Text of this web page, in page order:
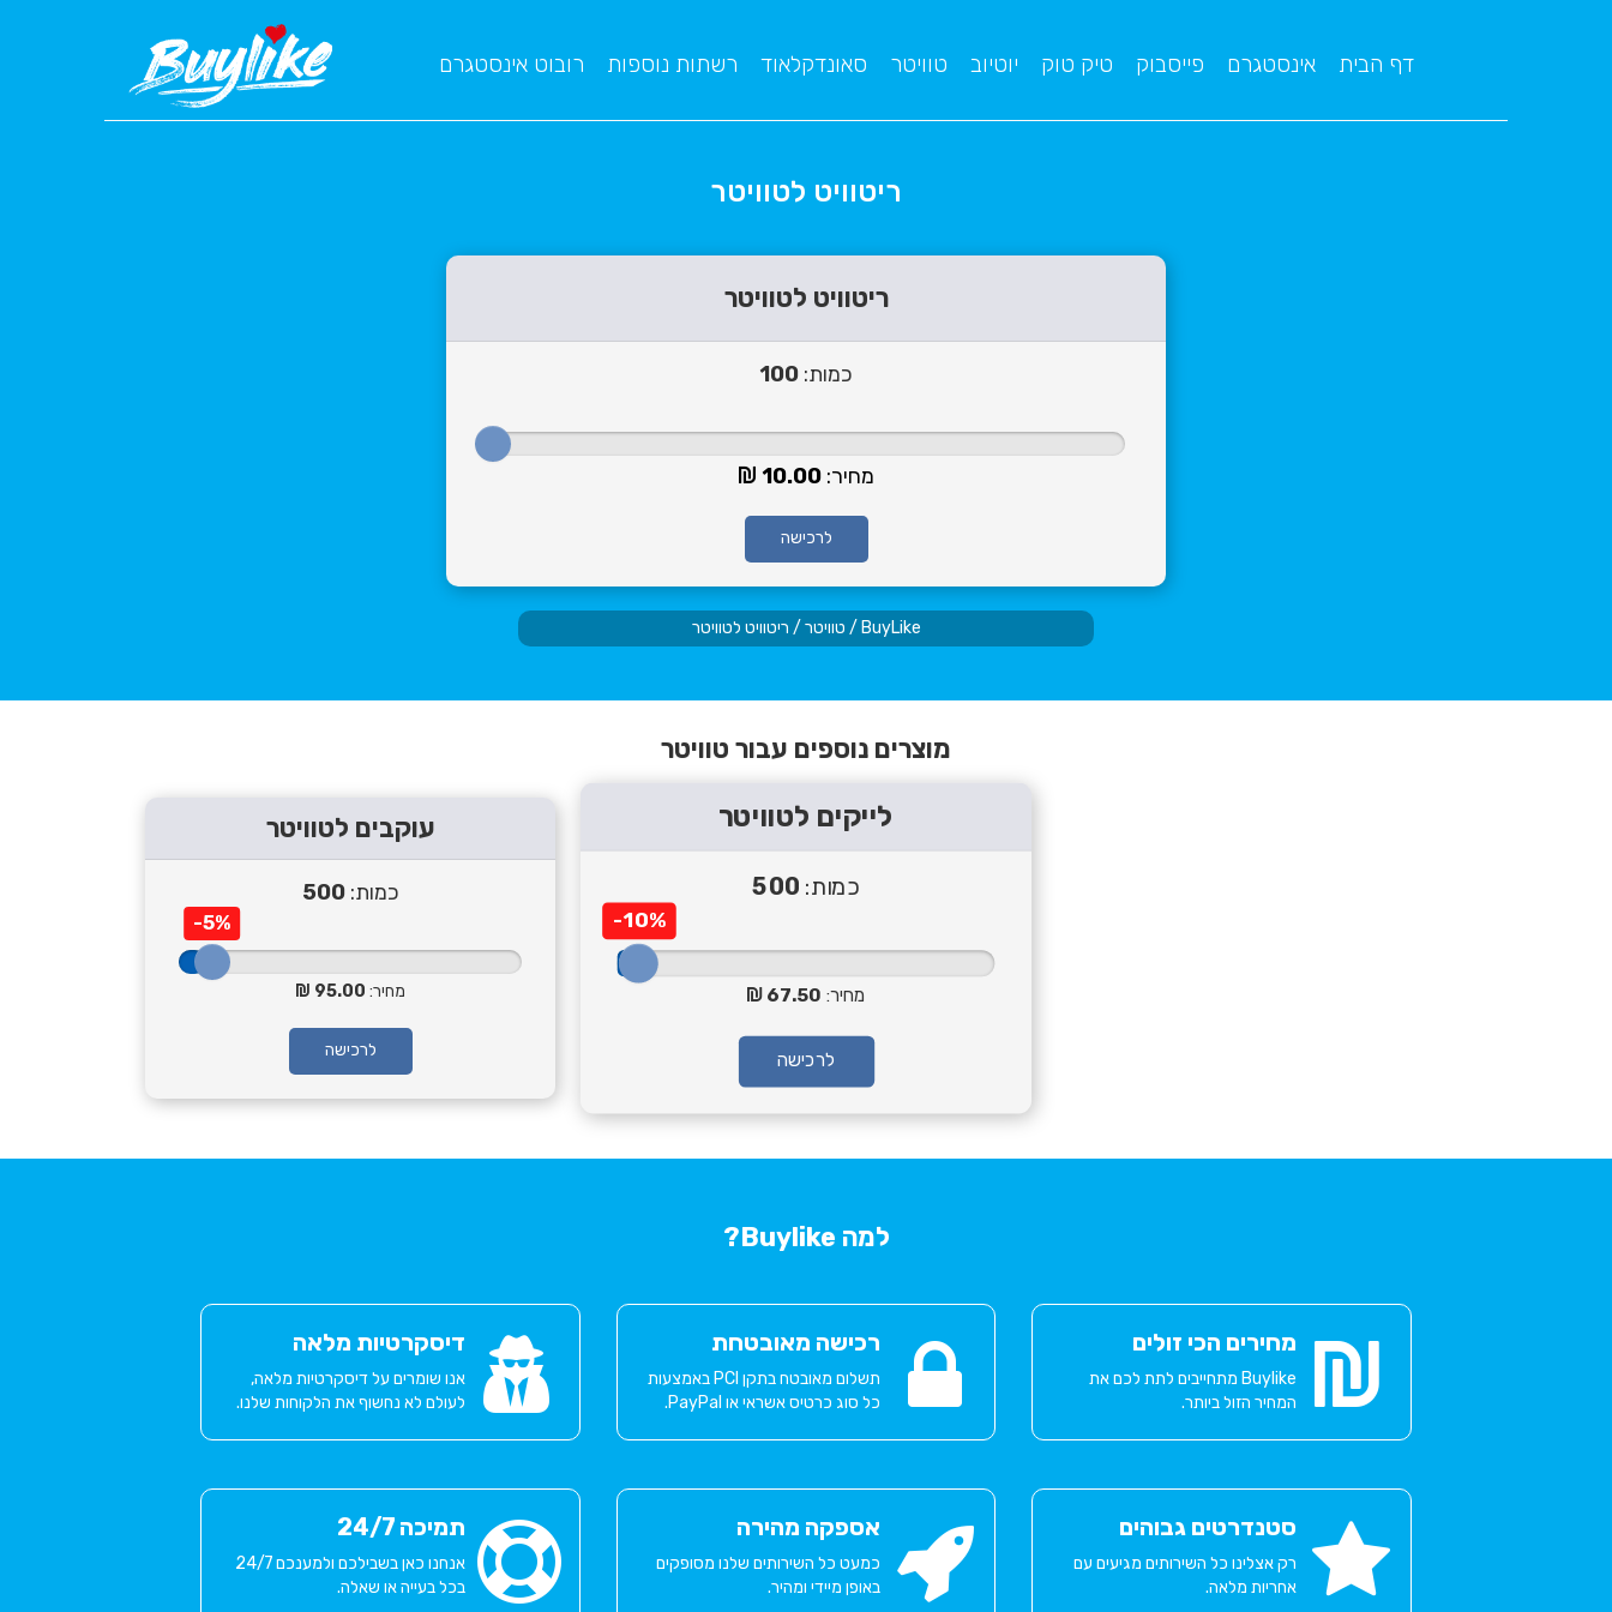
דף הבית אינסטגרם פייסבוק טיק טוק יוטיוב טוויטר סאונדקלאוד רשתות נוספות רובוט אינסטגרם
ריטוויט לטוויטר
ריטוויט לטוויטר
כמות: 100
מחיר:10.00
לרכישה
BuyLike
/ טוויטר / ריטוויט לטוויטר
מוצרים נוספים עבור טוויטר
עוקבים לטוויטר
כמות:500
-5%
מחיר: 95.00
לרכישה
לייקים לטוויטר
כמות: 500
-10%
מחיר: 67.50
לרכישה
למה Buylike?
מחירים הכי זולים
Buylike מתחייבים לתת לכם את
המחיר הזול ביותר.
רכישה מאובטחת
תשלום מאובטח בתקן PCI באמצעות
כל סוג כרטיס אשראי או PayPal.
דיסקרטיות מלאה
אנו שומרים על דיסקרטיות מלאה,
לעולם לא נחשוף את הלקוחות שלנו.
סטנדרטים גבוהים
רק אצלינו כל השירותים מגיעים עם
אחריות מלאה.
אספקה מהירה
כמעט כל השירותים שלנו מסופקים
באופן מיידי ומהיר.
תמיכה 24/7
אנחנו כאן בשבילכם ולמענכם 24/7
בכל בעייה או שאלה.